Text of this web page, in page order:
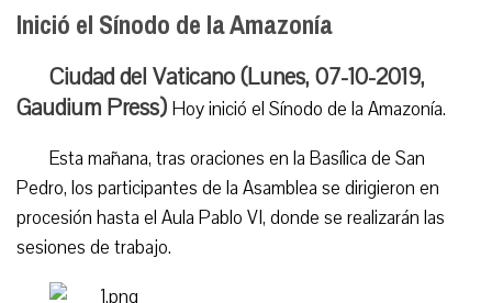
Inició el Sínodo de la Amazonía
Ciudad del Vaticano (Lunes, 07-10-2019,
Gaudium Press) Hoy inició el Sínodo de la Amazonía.
Esta mañana, tras oraciones en la Basílica de San
Pedro, los participantes de la Asamblea se dirigieron en
procesión hasta el Aula Pablo VI, donde se realizarán las
sesiones de trabajo.